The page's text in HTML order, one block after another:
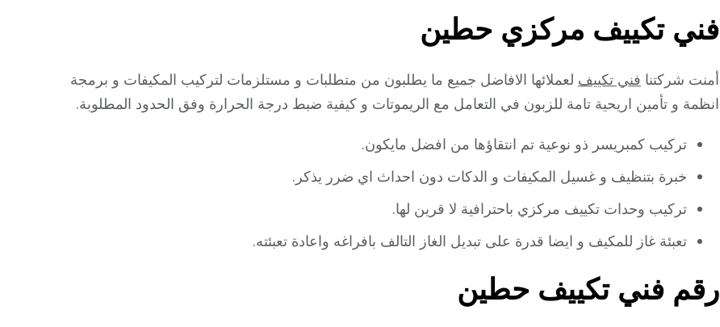
فني تكييف مركزي حطين
أمنت شركتنا فني تكييف لعملائها الافاضل جميع ما يطلبون من متطلبات و مستلزمات لتركيب المكيفات و برمجة
انظمة و تأمين اريحية تامة للزبون في التعامل مع الريموتات و كيفية ضبط درجة الحرارة وفق الحدود المطلوبة.
تركيب كمبريسر ذو نوعية تم انتقاؤها من افضل مايكون.
خبرة بتنظيف و غسيل المكيفات و الدكات دون احداث اي ضرر يذكر.
تركيب وحدات تكييف مركزي باحترافية لا قرين لها.
تعبئة غاز للمكيف و ايضا قدرة على تبديل الغاز التالف بافراغه واعادة تعبئته.
رقم فني تكييف حطين